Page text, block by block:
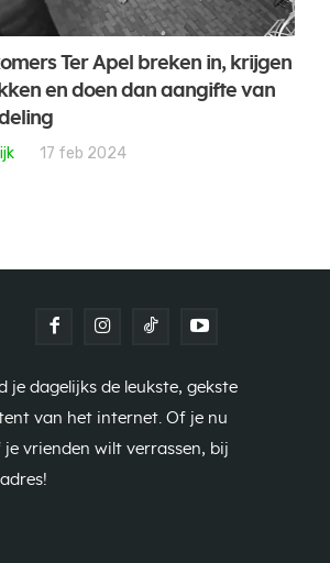
Ter Apel breken in, krijgen
en doen dan aangifte van
17 feb 2024
je dagelijks de leukste, gekste
van het internet. Of je nu
vrienden wilt verrassen, bij